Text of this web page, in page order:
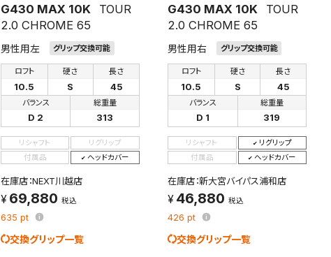
G430 MAX 10K
TOUR
2.0 CHROME 65
男性用左 グリップ交換可能
ロフト
10.5
硬さ
S
長さ
45
バランス
D 2
総重量
313
リシャフト
リグリップ
付属品
ヘッドカバー
在庫店：NEXT川越店
69,880 税込
635 pt
交換グリップ一覧
G430 MAX 10K
TOUR
2.0 CHROME 65
男性用右 グリップ交換可能
ロフト
10.5
硬さ
S
長さ
45
バランス
D 1
総重量
319
リシャフト
リグリップ
付属品
ヘッドカバー
在庫店：新大宮バイパス浦和店
46,880 税込
426 pt
交換グリップ一覧